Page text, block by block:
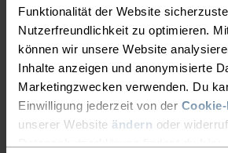
Funktionalität der Website
Nutzerfreundlichkeit zu optimieren.
können wir unsere Website
Inhalte anzeigen und anonymisierte
Marketingzwecken verwenden. Du
Einwilligung jederzeit von der
unserer Website ändern oder
Schnell trocken, unglaublich
Laufbekleidung, die alle anderen
AKTIVITÄTSNIVEAU